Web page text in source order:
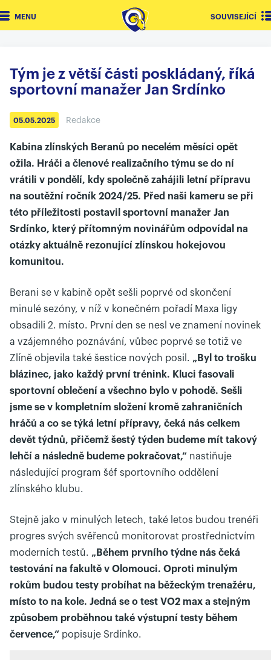
MENU SOUVISEJÍCÍ
Tým je z větší části poskládaný, říká
sportovní manažer Jan Srdínko
05.05.2025 Redakce
Kabina zlínských Beranů po necelém měsíci opět
ožila. Hráči a členové realizačního týmu se do ní
vrátili v pondělí, kdy společně zahájili letní přípravu
na soutěžní ročník 2024/25. Před naši kameru se při
této příležitosti postavil sportovní manažer Jan
Srdínko, který přítomným novinářům odpovídal na
otázky aktuálně rezonující zlínskou hokejovou
komunitou.
Berani se v kabině opět sešli poprvé od skončení
minulé sezóny, v níž v konečném pořadí Maxa ligy
obsadili 2. místo. První den se nesl ve znamení novinek
a vzájemného poznávání, vůbec poprvé se totiž ve
Zlíně objevila také šestice nových posil. „Byl to trošku
blázinec, jako každý první trénink. Kluci fasovali
sportovní oblečení a všechno bylo v pohodě. Sešli
jsme se v kompletním složení kromě zahraničních
hráčů a co se týká letní přípravy, čeká nás celkem
devět týdnů, přičemž šestý týden budeme mít takový
lehčí a následně budeme pokračovat,“ nastiňuje
následující program šéf sportovního oddělení
zlínského klubu.
Stejně jako v minulých letech, také letos budou trenéři
progres svých svěřenců monitorovat prostřednictvím
moderních testů. „Během prvního týdne nás čeká
testování na fakultě v Olomouci. Oproti minulým
rokům budou testy probíhat na běžeckým trenažéru,
místo to na kole. Jedná se o test VO2 max a stejným
způsobem proběhnou také výstupní testy během
července,“ popisuje Srdínko.